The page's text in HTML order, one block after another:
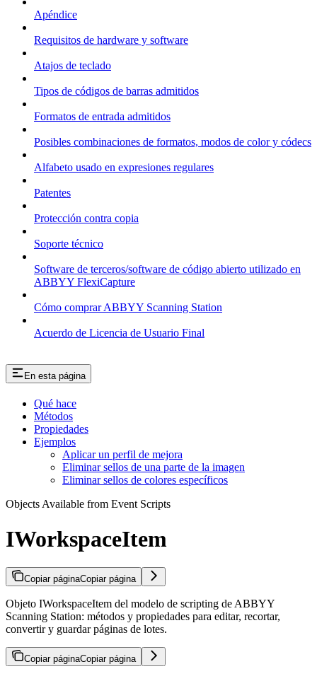
Apéndice
Requisitos de hardware y software
Atajos de teclado
Tipos de códigos de barras admitidos
Formatos de entrada admitidos
Posibles combinaciones de formatos, modos de color y códecs
Alfabeto usado en expresiones regulares
Patentes
Protección contra copia
Soporte técnico
Software de terceros/software de código abierto utilizado en
ABBYY FlexiCapture
Cómo comprar ABBYY Scanning Station
Acuerdo de Licencia de Usuario Final
En esta página
Qué hace
Métodos
Propiedades
Ejemplos
Aplicar un perfil de mejora
Eliminar sellos de una parte de la imagen
Eliminar sellos de colores específicos
Objects Available from Event Scripts
IWorkspaceItem
Copiar páginaCopiar página
Objeto IWorkspaceItem del modelo de scripting de ABBYY
Scanning Station: métodos y propiedades para editar, recortar,
convertir y guardar páginas de lotes.
Copiar páginaCopiar página